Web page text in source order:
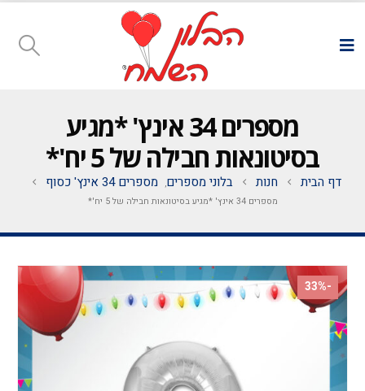
מספרים 34 אינץ' *מגיע
בסיטונאות חבילה של 5 יח'*
דף הבית חנות בלוני מספרים, מספרים 34 אינץ' כסוף
מספרים 34 אינץ' *מגיע בסיטונאות חבילה של 5 יח'*
-33%